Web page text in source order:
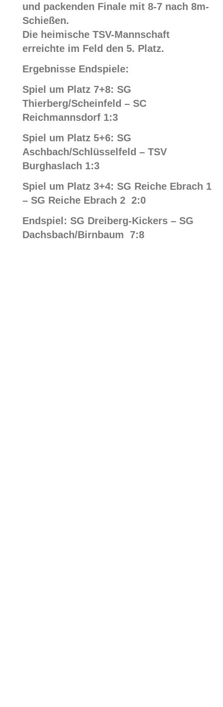
und packenden Finale mit 8-7 nach 8m-
Schießen.
Die heimische TSV-Mannschaft
erreichte im Feld den 5. Platz.
Ergebnisse Endspiele:
Spiel um Platz 7+8: SG
Thierberg/Scheinfeld – SC
Reichmannsdorf 1:3
Spiel um Platz 5+6: SG
Aschbach/Schlüsselfeld – TSV
Burghaslach 1:3
Spiel um Platz 3+4: SG Reiche Ebrach 1
– SG Reiche Ebrach 2 2:0
Endspiel: SG Dreiberg-Kickers – SG
Dachsbach/Birnbaum 7:8